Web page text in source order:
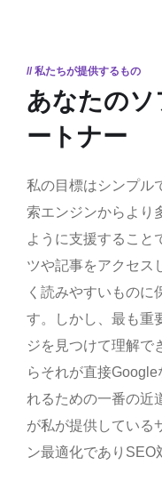
// 私たちが提供するもの
あなたの
ートナー
私の目標はシンプル
索エンジンからより
ように支援すること
ツや記事をアクセス
く読みやすいものに
す。しかし、最も重
ジを見つけて理解で
らそれが直接
れるための一番の近
が私が提供している
ン最適化でありSEO